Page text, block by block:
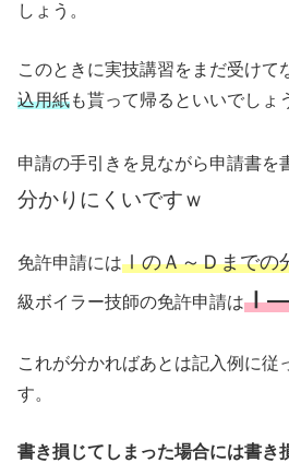
しょう。
このときに実技講習をまだ受けて
込用紙も貰って帰るといいでしょ
申請の手引きを見ながら申請書を
分かりにくいですｗ
免許申請にはⅠのＡ～Ｄまでの
級ボイラー技師の免許申請はⅠ―
これが分かればあとは記入例に従
す。
書き損じてしまった場合には書き